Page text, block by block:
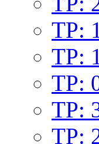
TP:
TP:
TP:
TP:
TP: